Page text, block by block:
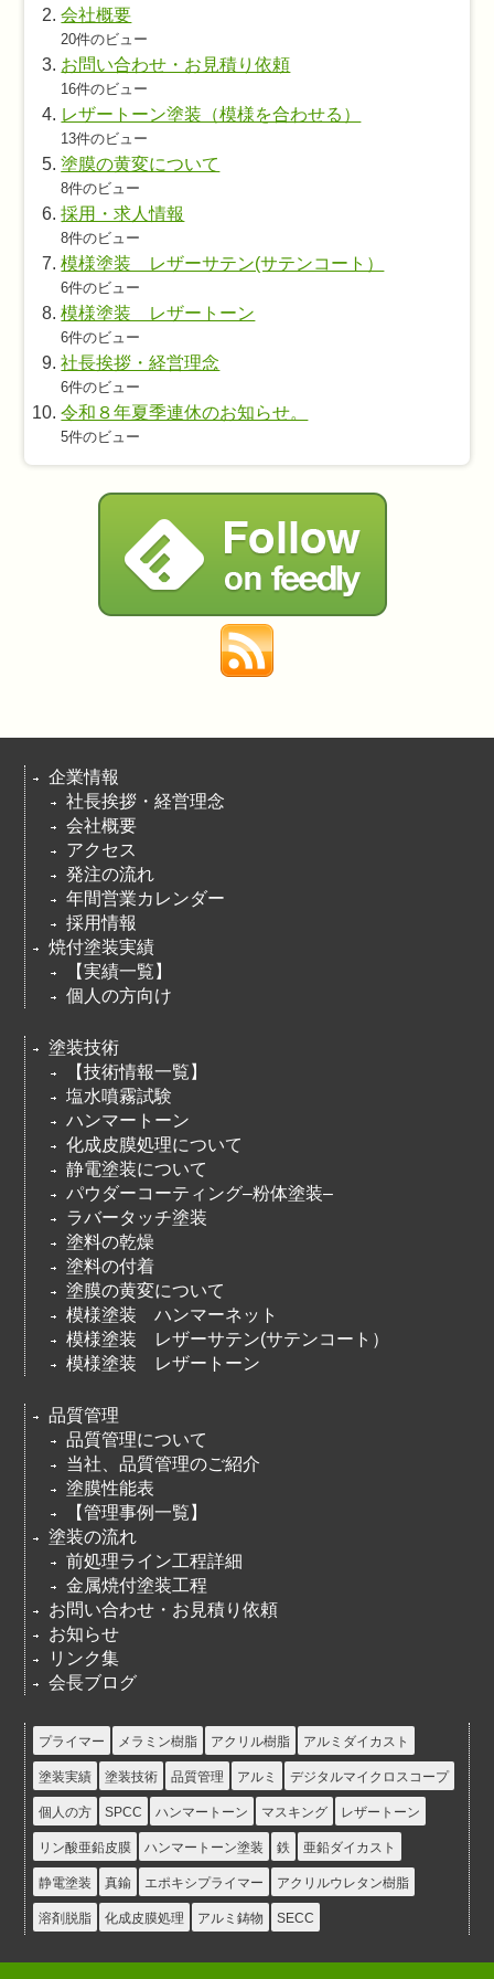
会社概要
20件のビュー
お問い合わせ・お見積り依頼
16件のビュー
レザートーン塗装（模様を合わせる）
13件のビュー
塗膜の黄変について
8件のビュー
採用・求人情報
8件のビュー
模様塗装 レザーサテン(サテンコート）
6件のビュー
模様塗装 レザートーン
6件のビュー
社長挨拶・経営理念
6件のビュー
令和８年夏季連休のお知らせ。
5件のビュー
企業情報
社長挨拶・経営理念
会社概要
アクセス
発注の流れ
年間営業カレンダー
採用情報
焼付塗装実績
【実績一覧】
個人の方向け
塗装技術
【技術情報一覧】
塩水噴霧試験
ハンマートーン
化成皮膜処理について
静電塗装について
パウダーコーティング–粉体塗装–
ラバータッチ塗装
塗料の乾燥
塗料の付着
塗膜の黄変について
模様塗装 ハンマーネット
模様塗装 レザーサテン(サテンコート）
模様塗装 レザートーン
品質管理
品質管理について
当社、品質管理のご紹介
塗膜性能表
【管理事例一覧】
塗装の流れ
前処理ライン工程詳細
金属焼付塗装工程
お問い合わせ・お見積り依頼
お知らせ
リンク集
会長ブログ
プライマー メラミン樹脂 アクリル樹脂 アルミダイカスト
塗装実績 塗装技術 品質管理 アルミ デジタルマイクロスコープ
個人の方 SPCC ハンマートーン マスキング レザートーン
リン酸亜鉛皮膜 ハンマートーン塗装 鉄 亜鉛ダイカスト
静電塗装 真鍮 エポキシプライマー アクリルウレタン樹脂
溶剤脱脂 化成皮膜処理 アルミ鋳物 SECC